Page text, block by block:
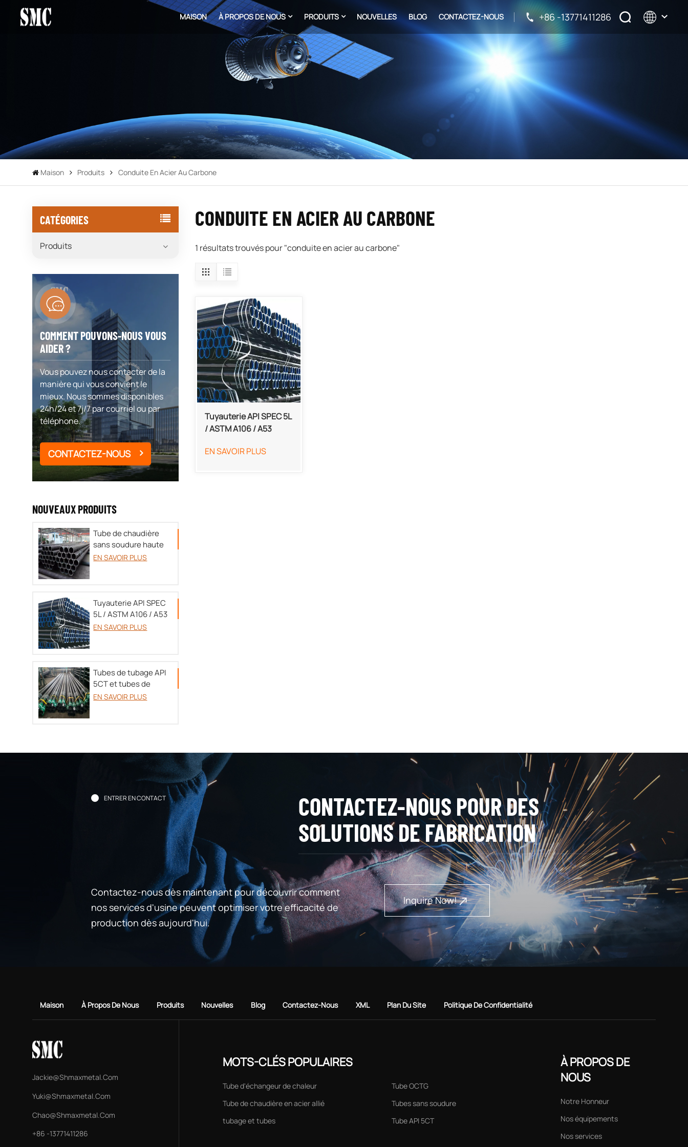
MAISON À PROPOS DE NOUS PRODUITS NOUVELLES BLOG CONTACTEZ-NOUS +86 -13771411286
русский
español
Maison Produits Conduite En Acier Au Carbone
CATÉGORIES
Produits
COMMENT POUVONS-NOUS VOUS
AIDER ?
Vous pouvez nous contacter de la
manière qui vous convient le
mieux. Nous sommes disponibles
24h/24 et 7j/7 par courriel ou par
téléphone.
CONTACTEZ-NOUS
NOUVEAUX PRODUITS
Tube de chaudière
sans soudure haute
pression TU 14-3P-
EN SAVOIR PLUS
Tuyauterie API SPEC
5L / ASTM A106 / A53
EN SAVOIR PLUS
Tubes de tubage API
5CT et tubes de
tubage OCTG
EN SAVOIR PLUS
CONDUITE EN ACIER AU CARBONE
1 résultats trouvés pour "conduite en acier au carbone"
Tuyauterie API SPEC 5L
/ ASTM A106 / A53
EN SAVOIR PLUS
ENTRER EN CONTACT
CONTACTEZ-NOUS POUR DES
SOLUTIONS DE FABRICATION
Contactez-nous dès maintenant pour découvrir comment
nos services d'usine peuvent optimiser votre efficacité de
production dès aujourd'hui.
Inquire Now!
Maison À Propos De Nous Produits Nouvelles Blog Contactez-Nous XML Plan Du Site Politique De Confidentialité
Jackie@shmaxmetal.com
Yuki@shmaxmetal.com
Chao@shmaxmetal.com
+86 -13771411286
MOTS-CLÉS POPULAIRES
Tube d'échangeur de chaleur
Tube de chaudière en acier allié
tubage et tubes
Tube OCTG
Tubes sans soudure
Tube API 5CT
À PROPOS DE
NOUS
Notre Honneur
Nos équipements
Nos services